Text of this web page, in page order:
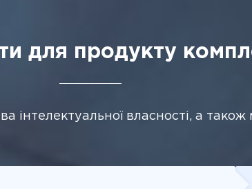
для продукту
інтелектуальної власності, а